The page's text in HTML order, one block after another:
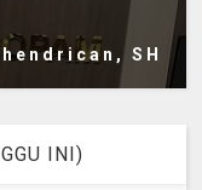
SH
INI)